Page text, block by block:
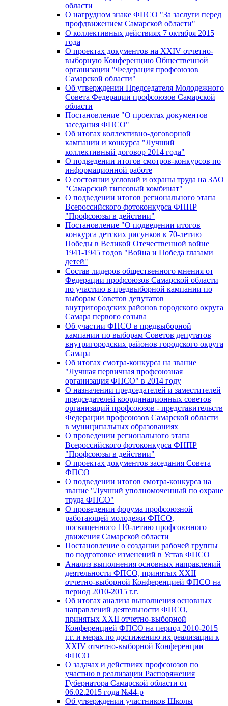
области
О нагрудном знаке ФПСО "За заслуги перед
профдвижением Самарской области"
О коллективных действиях 7 октября 2015
года
О проектах документов на XXIV отчетно-
выборную Конференцию Общественной
организации "Федерация профсоюзов
Самарской области"
Об утверждении Председателя Молодежного
Совета Федерации профсоюзов Самарской
области
Постановление "О проектах документов
заседания ФПСО"
Об итогах коллективно-договорной
кампании и конкурса "Лучший
коллективный договор 2014 года"
О подведении итогов смотров-конкурсов по
информационной работе
О состоянии условий и охраны труда на ЗАО
"Самарский гипсовый комбинат"
О подведении итогов регионального этапа
Всероссийского фотоконкурса ФНПР
"Профсоюзы в действии"
Постановление "О подведении итогов
конкурса детских рисунков к 70-летию
Победы в Великой Отечественной войне
1941-1945 годов "Война и Победа глазами
детей"
Состав лидеров общественного мнения от
Федерации профсоюзов Самарской области
по участию в предвыборной кампании по
выборам Советов депутатов
внутригородских районов городского округа
Самара первого созыва
Об участии ФПСО в предвыборной
кампании по выборам Советов депутатов
внутригородских районов городского округа
Самара
Об итогах смотра-конкурса на звание
"Лучшая первичная профсоюзная
организация ФПСО" в 2014 году
О назначении председателей и заместителей
председателей координационных советов
организаций профсоюзов - представительств
Федерации профсоюзов Самарской области
в муниципальных образованиях
О проведении регионального этапа
Всероссийского фотоконкурса ФНПР
"Профсоюзы в действии"
О проектах документов заседания Совета
ФПСО
О подведении итогов смотра-конкурса на
звание "Лучший уполномоченный по охране
труда ФПСО"
О проведении форума профсоюзной
работающей молодежи ФПСО,
посвященного 110-летию профсоюзного
движения Самарской области
Постановление о создании рабочей группы
по подготовке изменений в Устав ФПСО
Анализ выполнения основных направлений
деятельности ФПСО, принятых XXII
отчетно-выборной Конференцией ФПСО на
период 2010-2015 г.г.
Об итогах анализа выполнения основных
направлений деятельности ФПСО,
принятых XXII отчетно-выборной
Конференцией ФПСО на период 2010-2015
г.г. и мерах по достижению их реализации к
XXIV отчетно-выборной Конференции
ФПСО
О задачах и действиях профсоюзов по
участию в реализации Распоряжения
Губернатора Самарской области от
06.02.2015 года №44-р
Об утверждении участников Школы